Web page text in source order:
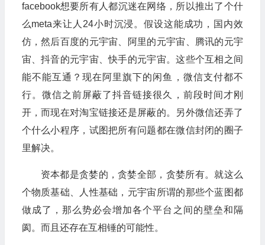
facebook想要所有人都沉迷在网络，所以推出了个什
么meta来让人24小时沉浸。假设这能成功，国内效
仿，然后百度的元宇宙、阿里的元宇宙、腾讯的元宇
宙、抖音的元宇宙、快手的元宇宙。这些个互相之间
能不能互通？现在阿里旗下的闲鱼，微信支付都不
行。微信之前屏蔽了抖音链接很久，前段时间才刚
开，而现在对淘宝链接还是屏蔽的。另外微信还弄了
个什么小程序，试图把所有问题都在微信封闭的圈子
里解决。
资本都是贪婪的，贪婪全部，贪婪所有。就这么
个物质基础、人性基础，元宇宙所谓的那些个蓝图都
做成了，那么势必会增加各个平台之间的壁垒和隔
阂。而且还存在互相锤的可能性。